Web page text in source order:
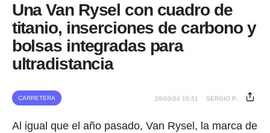
Una Van Rysel con cuadro de
titanio, inserciones de carbono y
bolsas integradas para
ultradistancia
CARRETERA 28/03/24 16:31 SERGIO P.
Al igual que el año pasado, Van Rysel, la marca de